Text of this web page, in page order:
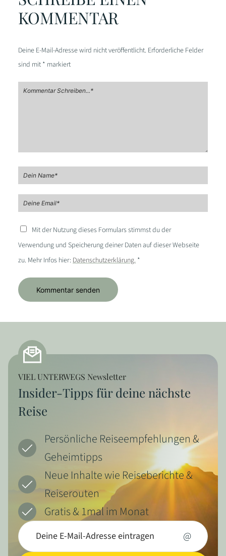
KOMMENTAR
Deine E-Mail-Adresse wird nicht veröffentlicht. Erforderliche Felder
sind mit * markiert
Mit der Nutzung dieses Formulars stimmst du der
Verwendung und Speicherung deiner Daten auf dieser Webseite
zu. Mehr Infos hier: Datenschutzerklärung. *
VIEL UNTERWEGS Newsletter
Insider-Tipps für deine nächste
Reise
Persönliche Reiseempfehlungen &
Geheimtipps
Neue Inhalte wie Reiseberichte &
Reiserouten
Gratis & 1mal im Monat
@